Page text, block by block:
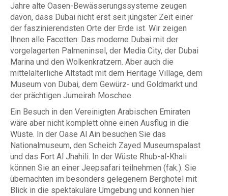
Jahre alte Oasen-Bewässerungssysteme zeugen
davon, dass Dubai nicht erst seit jüngster Zeit einer
der faszinierendsten Orte der Erde ist. Wir zeigen
Ihnen alle Facetten: Das moderne Dubai mit der
vorgelagerten Palmeninsel, der Media City, der Dubai
Marina und den Wolkenkratzern. Aber auch die
mittelalterliche Altstadt mit dem Heritage Village, dem
Museum von Dubai, dem Gewürz- und Goldmarkt und
der prächtigen Jumeirah Moschee.
Ein Besuch in den Vereinigten Arabischen Emiraten
wäre aber nicht komplett ohne einen Ausflug in die
Wüste. In der Oase Al Ain besuchen Sie das
Nationalmuseum, den Scheich Zayed Museumspalast
und das Fort Al Jhahili. In der Wüste Rhub-al-Khali
können Sie an einer Jeepsafari teilnehmen (fak.). Sie
übernachten im besonders gelegenem Berghotel mit
Blick in die spektakuläre Umgebung und können hier